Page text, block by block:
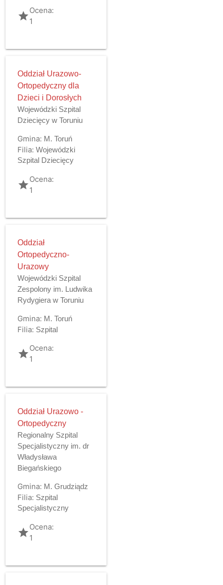
gradeOcena:
1
Oddział Urazowo-
Ortopedyczny dla
Dzieci i Dorosłych
Wojewódzki Szpital
Dziecięcy w Toruniu
Gmina: M. Toruń
Filia: Wojewódzki
Szpital Dziecięcy
gradeOcena:
1
Oddział
Ortopedyczno-
Urazowy
Wojewódzki Szpital
Zespolony im. Ludwika
Rydygiera w Toruniu
Gmina: M. Toruń
Filia: Szpital
gradeOcena:
1
Oddział Urazowo -
Ortopedyczny
Regionalny Szpital
Specjalistyczny im. dr
Władysława
Biegańskiego
Gmina: M. Grudziądz
Filia: Szpital
Specjalistyczny
gradeOcena:
1